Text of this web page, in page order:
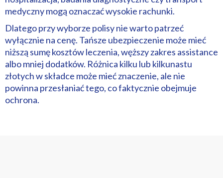
medyczny mogą oznaczać wysokie rachunki.
Dlatego przy wyborze polisy nie warto patrzeć
wyłącznie na cenę. Tańsze ubezpieczenie może mieć
niższą sumę kosztów leczenia, węższy zakres assistance
albo mniej dodatków. Różnica kilku lub kilkunastu
złotych w składce może mieć znaczenie, ale nie
powinna przesłaniać tego, co faktycznie obejmuje
ochrona.